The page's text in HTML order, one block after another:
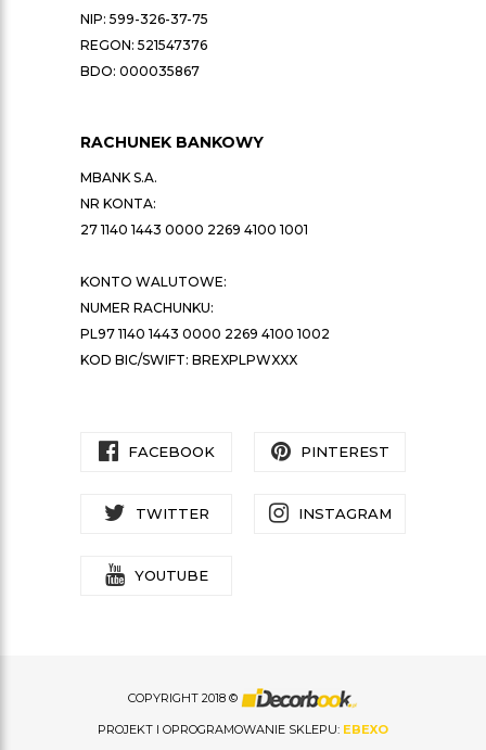
NIP: 599-326-37-75
REGON: 521547376
BDO: 000035867
RACHUNEK BANKOWY
MBANK S.A.
NR KONTA:
27 1140 1443 0000 2269 4100 1001
KONTO WALUTOWE:
NUMER RACHUNKU:
PL97 1140 1443 0000 2269 4100 1002
KOD BIC/SWIFT: BREXPLPWXXX
FACEBOOK PINTEREST
TWITTER INSTAGRAM
YOUTUBE
COPYRIGHT 2018 ©
PROJEKT I OPROGRAMOWANIE SKLEPU: EBEXO